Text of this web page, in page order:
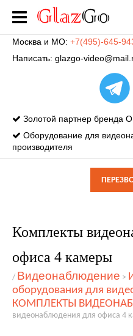
Москва и МО: +7(495)-645-
Написать: glazgo-
Золотой партнер бренда
Оборудование для
производителя
Комплекты
офиса 4 камеры
/ Видеонаблюдение >
оборудования для
КОМПЛЕКТЫ
видеонаблюдения для офиса 4